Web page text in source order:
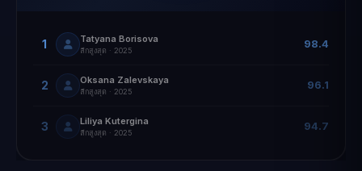
1 Tatyana Borisova
ลีกสูงสุด · 2025
98.4
2 Oksana Zalevskaya
ลีกสูงสุด · 2025
96.1
3 Liliya Kutergina
ลีกสูงสุด · 2025
94.7